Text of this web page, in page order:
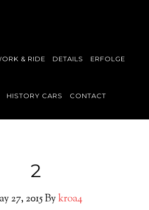
& RIDE DETAILS ERFOLGE
HISTORY CARS CONTACT
2
27, 2015Bykroa4